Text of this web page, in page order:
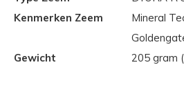
Kenmerken Zeem
Mineral
Gewicht
205 gram